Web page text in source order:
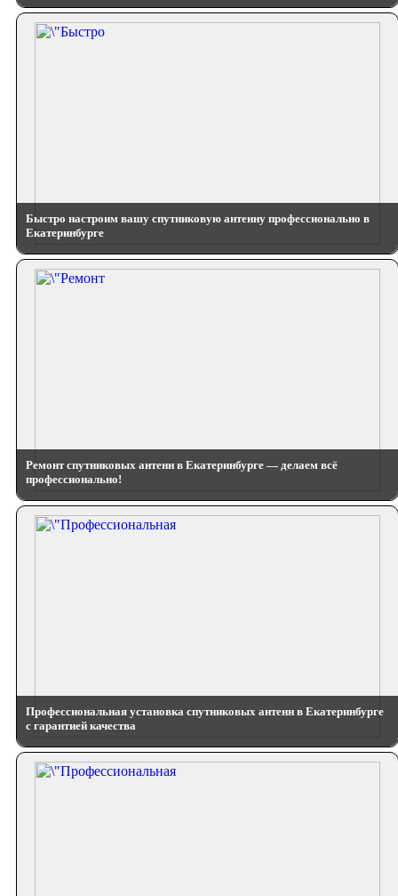
Быстро настроим вашу спутниковую антенну профессионально в
Екатеринбурге
Ремонт спутниковых антенн в Екатеринбурге — делаем всё
профессионально!
Профессиональная установка спутниковых антенн в Екатеринбурге
с гарантией качества